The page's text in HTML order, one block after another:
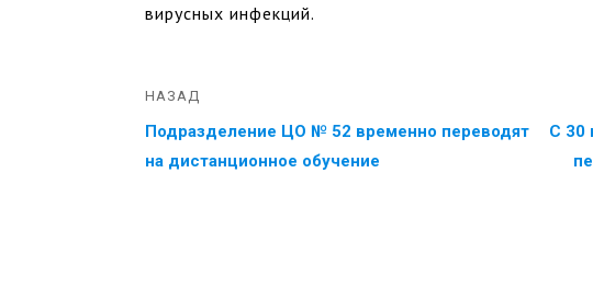
вирусных инфекций.
НАЗАД
Подразделение ЦО № 52 временно переводят
на дистанционное обучение
‪С 30